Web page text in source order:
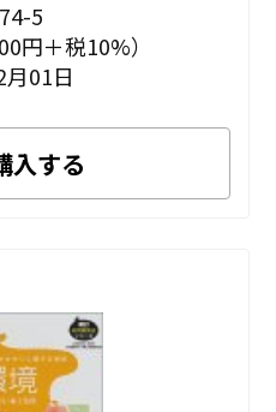
5
円＋税10%）
01日
入する